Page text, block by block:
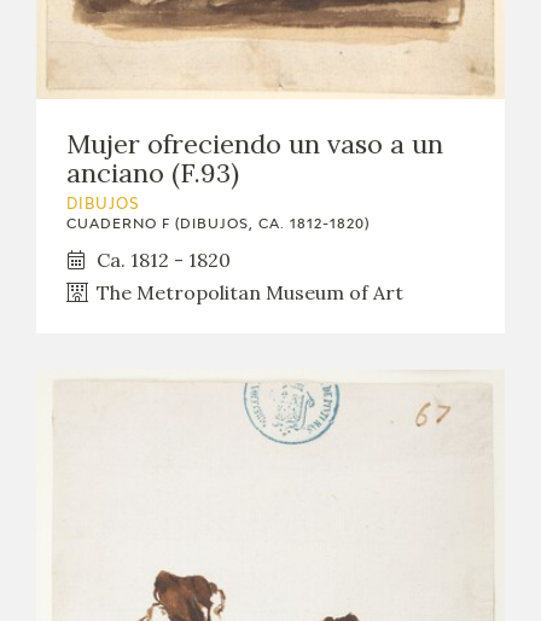
Mujer ofreciendo un vaso a un
anciano (F.93)
DIBUJOS
CUADERNO F (DIBUJOS, CA. 1812-1820)
Ca. 1812 - 1820
The Metropolitan Museum of Art